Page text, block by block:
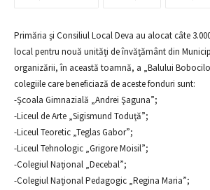
Primăria şi Consiliul Local Deva au alocat câte
local pentru nouă unităţi de învăţământ din
organizării, în această toamnă, a „Balului
colegiile care beneficiază de aceste fonduri sunt:
-Şcoala Gimnazială „Andrei Şaguna”;
-Liceul de Arte „Sigismund Toduţă”;
-Liceul Teoretic „Teglas Gabor”;
-Liceul Tehnologic „Grigore Moisil”;
-Colegiul Naţional „Decebal”;
-Colegiul Naţional Pedagogic „Regina Maria”;